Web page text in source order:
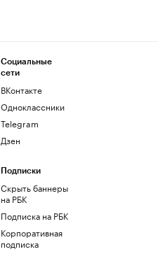
Социальные
сети
ВКонтакте
Одноклассники
Telegram
Дзен
Подписки
Скрыть баннеры
на РБК
Подписка на РБК
Корпоративная
подписка